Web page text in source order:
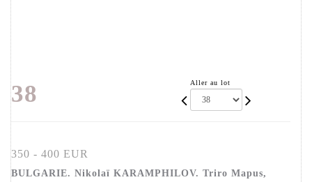
38 Aller au lot
350 - 400 EUR
BULGARIE. Nikolaï KARAMPHILOV. Triro Mapus,